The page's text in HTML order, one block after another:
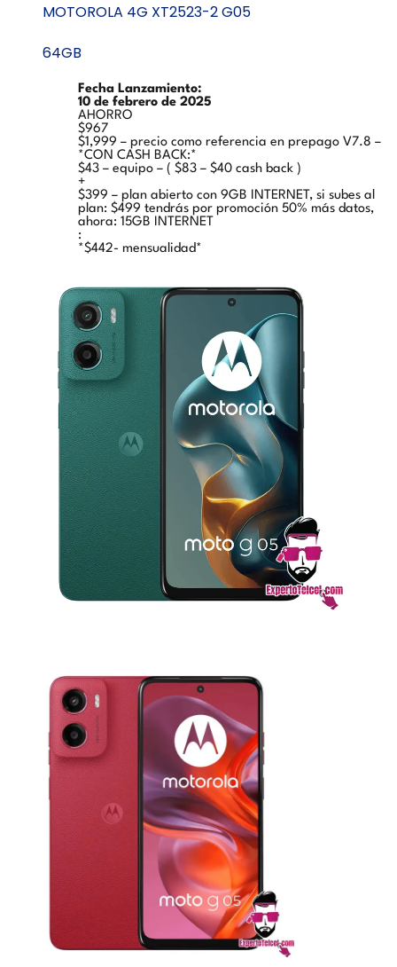
MOTOROLA 4G XT2523-2 G05
64GB
Fecha Lanzamiento:
10 de febrero de 2025
AHORRO
$967
$1,999 – precio como referencia en prepago V7.8 –
*CON CASH BACK:*
$43 – equipo – ( $83 – $40 cash back )
+
$399 – plan abierto con 9GB INTERNET, si subes al
plan: $499 tendrás por promoción 50% más datos,
ahora: 15GB INTERNET
:
*$442- mensualidad*